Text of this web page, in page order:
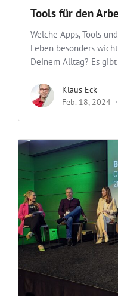
Tools für den
Welche Apps, Tools
Leben besonders
Deinem Alltag? Es
Klaus Eck
Feb. 18, 2024